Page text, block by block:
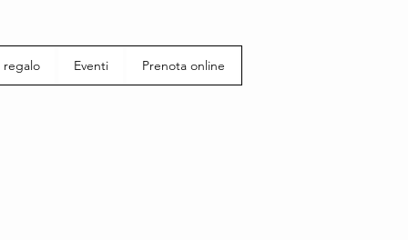
regalo Eventi Prenota online